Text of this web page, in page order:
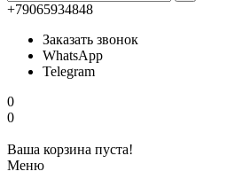
+79065934848
Заказать звонок
WhatsApp
Telegram
0
0
Ваша корзина пуста!
Меню